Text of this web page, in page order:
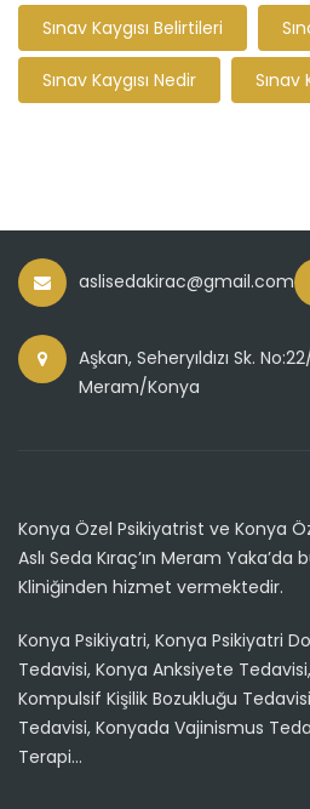
Sınav Kaygısı Belirtileri
Sınav Kaygısı Nedir Sınav
aslisedakirac@gmail.com
Aşkan, Seheryıldızı Sk.
Meram/Konya
Konya Özel Psikiyatrist ve Konya
Aslı Seda Kıraç’ın Meram
Kliniğinden hizmet vermektedir.
Konya Psikiyatri, Konya Psikiyatri
Tedavisi, Konya Anksiyete
Kompulsif Kişilik Bozukluğu
Tedavisi, Konyada Vajinismus
Terapi...